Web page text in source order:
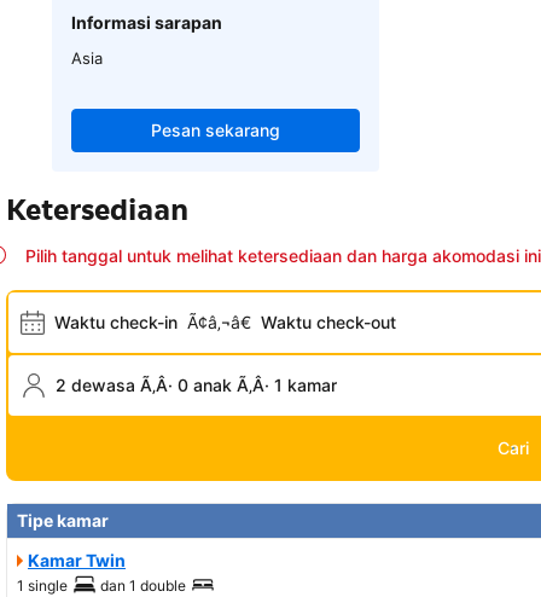
Informasi sarapan
Asia
Pesan sekarang
Ketersediaan
Pilih tanggal untuk melihat ketersediaan dan harga akomodasi ini
Waktu check-in Ã¢â‚¬â€ Waktu check-out
2 dewasa Ã‚Â· 0 anak Ã‚Â· 1 kamar
Cari
Tipe kamar
Kamar Twin
1 single dan 1 double